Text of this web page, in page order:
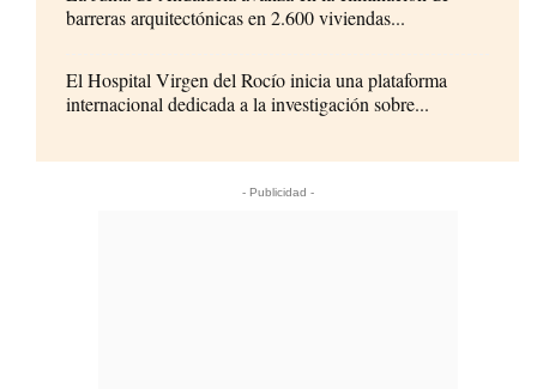
barreras arquitectónicas en 2.600 viviendas...
El Hospital Virgen del Rocío inicia una plataforma
internacional dedicada a la investigación sobre...
- Publicidad -